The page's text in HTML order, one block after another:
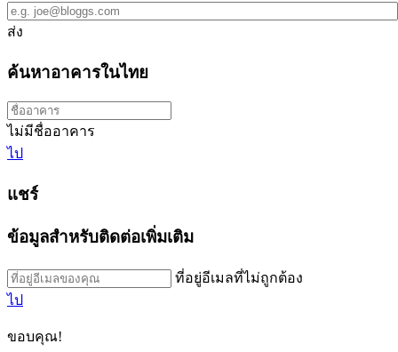
ส่ง
ค้นหาอาคารในไทย
ไม่มีชื่ออาคาร
ไป
แชร์
ข้อมูลสำหรับติดต่อเพิ่มเติม
ที่อยู่อีเมลที่ไม่ถูกต้อง
ไป
ขอบคุณ!